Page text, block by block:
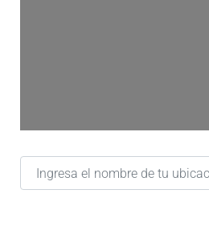
Ingresa el nombre de tu ubicación